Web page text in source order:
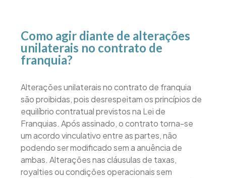
Como agir diante de alterações
unilaterais no contrato de
franquia?
Alterações unilaterais no contrato de franquia
são proibidas, pois desrespeitam os princípios de
equilíbrio contratual previstos na Lei de
Franquias. Após assinado, o contrato torna-se
um acordo vinculativo entre as partes, não
podendo ser modificado sem a anuência de
ambas. Alterações nas cláusulas de taxas,
royalties ou condições operacionais sem